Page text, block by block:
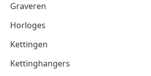
Graveren
Horloges
Kettingen
Kettinghangers